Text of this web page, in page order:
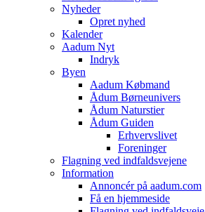
Nyheder
Opret nyhed
Kalender
Aadum Nyt
Indryk
Byen
Aadum Købmand
Ådum Børneunivers
Ådum Naturstier
Ådum Guiden
Erhvervslivet
Foreninger
Flagning ved indfaldsvejene
Information
Annoncér på aadum.com
Få en hjemmeside